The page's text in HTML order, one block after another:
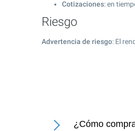
Cotizaciones: en
Riesgo
Advertencia de riesgo: El
¿Cómo